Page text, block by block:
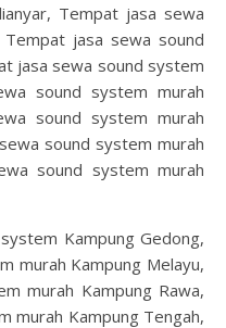
Tempat jasa sewa
jasa sewa sound
jasa sewa sound system
sound system murah
sound system murah
sound system murah
sound system murah
Kampung Gedong,
murah Kampung Melayu,
murah Kampung Rawa,
murah Kampung Tengah,